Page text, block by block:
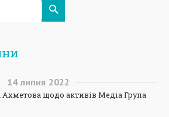
14 липня 2022
Ахметова щодо активів Медіа Група